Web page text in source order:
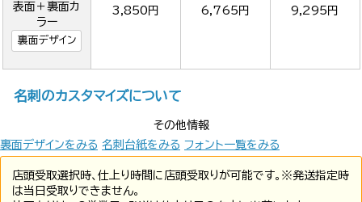
表面＋裏面カ
ラー
裏面デザイン
3,850円 6,765円 9,295円
名刺のカスタマイズについて
その他情報
裏面デザインをみる 名刺台紙をみる フォント一覧をみる
店頭受取選択時、仕上り時間に店頭受取りが可能です。※発送指定時
は当日受取りできません。